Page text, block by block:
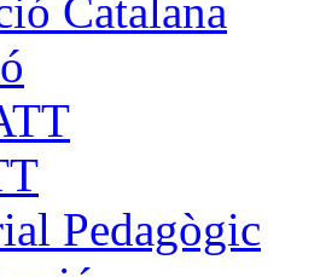
Catalana
Pedagògic